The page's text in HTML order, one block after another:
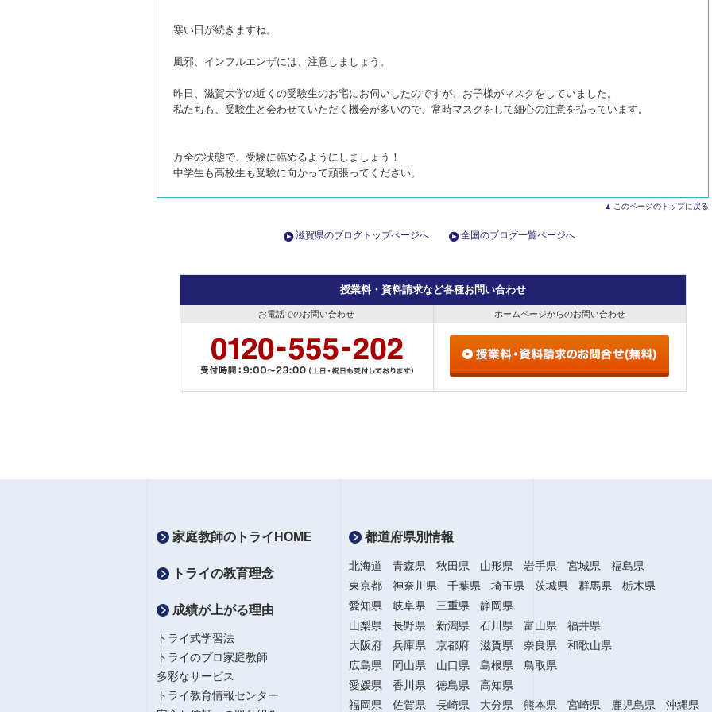
寒い日が続きますね。
風邪、インフルエンザには、注意しましょう。
昨日、滋賀大学の近くの受験生のお宅にお伺いしたのですが、お子様がマスクをしていました。
私たちも、受験生と会わせていただく機会が多いので、常時マスクをして細心の注意を払っています。
万全の状態で、受験に臨めるようにしましょう！
中学生も高校生も受験に向かって頑張ってください。
このページのトップに戻る
滋賀県のブログトップページへ 全国のブログ一覧ページへ
授業料・資料請求など各種お問い合わせ
お電話でのお問い合わせ ホームページからのお問い合わせ
家庭教師のトライHOME
トライの教育理念
成績が上がる理由
トライ式学習法
トライのプロ家庭教師
多彩なサービス
トライ教育情報センター
都道府県別情報
北海道 青森県 秋田県 山形県 岩手県 宮城県
福島県
東京都
神奈川県 千葉県 埼玉県 茨城県 群馬県
栃木県
愛知県
岐阜県 三重県
静岡県
山梨県
長野県 新潟県 石川県 富山県
福井県
大阪府
兵庫県 京都府 滋賀県 奈良県
和歌山県
広島県
岡山県 山口県 島根県
鳥取県
愛媛県
香川県 徳島県
高知県
福岡県
佐賀県 長崎県 大分県 熊本県 宮崎県 鹿児島県 沖縄県